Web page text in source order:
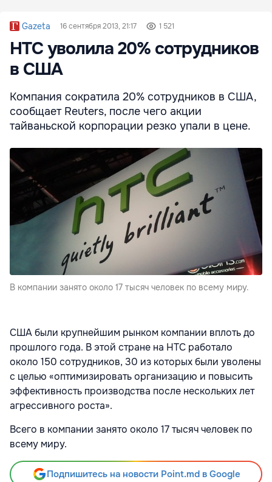
Gazeta 16 сентября 2013, 21:17 1 521
HTC уволила 20% сотрудников
в США
Компания сократила 20% сотрудников в США,
сообщает Reuters, после чего акции
тайваньской корпорации резко упали в цене.
В компании занято около 17 тысяч человек по всему миру.
США были крупнейшим рынком компании вплоть до
прошлого года. В этой стране на НТС работало
около 150 сотрудников, 30 из которых были уволены
с целью «оптимизировать организацию и повысить
эффективность производства после нескольких лет
агрессивного роста».
Всего в компании занято около 17 тысяч человек по
всему миру.
Подпишитесь на новости Point.md в Google